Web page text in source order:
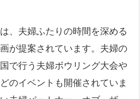
、夫婦ふたりの時間を深める
が提案されています。夫婦の
で行う夫婦ボウリング大会や
のイベントも開催されていま